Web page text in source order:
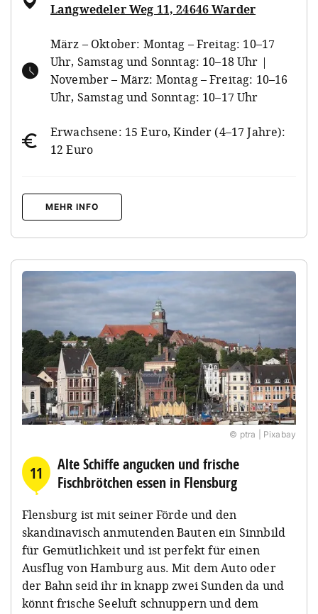
Langwedeler Weg 11, 24646 Warder
März – Oktober: Montag – Freitag: 10–17
Uhr, Samstag und Sonntag: 10–18 Uhr |
November – März: Montag – Freitag: 10–16
Uhr, Samstag und Sonntag: 10–17 Uhr
Erwachsene: 15 Euro, Kinder (4–17 Jahre):
12 Euro
MEHR INFO
© ptra | Pixabay
11
Alte Schiffe angucken und frische
Fischbrötchen essen in Flensburg
Flensburg ist mit seiner Förde und den
skandinavisch anmutenden Bauten ein Sinnbild
für Gemütlichkeit und ist perfekt für einen
Ausflug von Hamburg aus. Mit dem Auto oder
der Bahn seid ihr in knapp zwei Sunden da und
könnt frische Seeluft schnuppern und dem